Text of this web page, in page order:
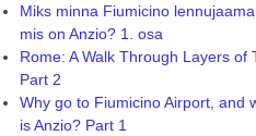
Miks minna Fiumicino
mis on Anzio? 1. osa
Rome: A Walk Through Layers of
Part 2
Why go to Fiumicino Airport, and
is Anzio? Part 1